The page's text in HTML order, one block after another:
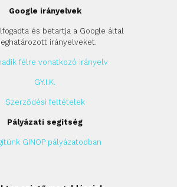
Google irányelvek
és betartja a Google által
irányelveket.
félre vonatkozó irányelv
GY.I.K.
Szerződési feltételek
Pályázati segítség
GINOP pályázatodban